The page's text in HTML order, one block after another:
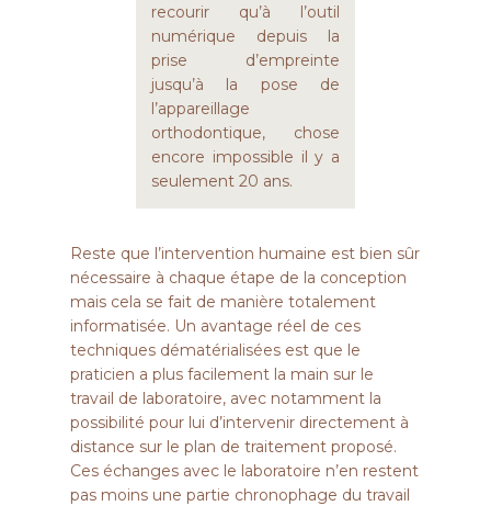
recourir qu’à l’outil
numérique depuis la
prise d’empreinte
jusqu’à la pose de
l’appareillage
orthodontique, chose
encore impossible il y a
seulement 20 ans.
Reste que l’intervention humaine est bien sûr
nécessaire à chaque étape de la conception
mais cela se fait de manière totalement
informatisée. Un avantage réel de ces
techniques dématérialisées est que le
praticien a plus facilement la main sur le
travail de laboratoire, avec notamment la
possibilité pour lui d’intervenir directement à
distance sur le plan de traitement proposé.
Ces échanges avec le laboratoire n’en restent
pas moins une partie chronophage du travail